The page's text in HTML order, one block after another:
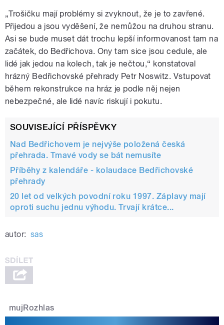
„Trošičku mají problémy si zvyknout, že je to zavřené.
Přijedou a jsou vyděšení, že nemůžou na druhou stranu.
Asi se bude muset dát trochu lepší informovanost tam na
začátek, do Bedřichova. Ony tam sice jsou cedule, ale
lidé jak jedou na kolech, tak je nečtou,“ konstatoval
hrázný Bedřichovské přehrady Petr Noswitz. Vstupovat
během rekonstrukce na hráz je podle něj nejen
nebezpečné, ale lidé navíc riskují i pokutu.
SOUVISEJÍCÍ PŘÍSPĚVKY
Nad Bedřichovem je nejvýše položená česká
přehrada. Tmavé vody se bát nemusíte
Příběhy z kalendáře - kolaudace Bedřichovské
přehrady
20 let od velkých povodní roku 1997. Záplavy mají
oproti suchu jednu výhodu. Trvají krátce...
autor: sas
mujRozhlas